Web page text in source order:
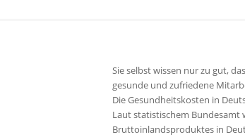
Sie selbst wissen nur zu gut,
gesunde und zufriedene
Die Gesundheitskosten in
Laut statistischem Bundesamt
Bruttoinlandsproduktes in